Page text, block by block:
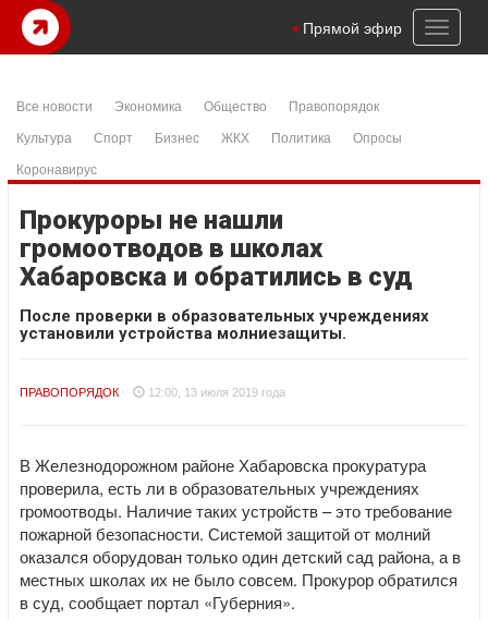
Toggle
Прямой эфир
Все новости Экономика Общество
Правопорядок
Культура
Спорт Бизнес ЖКХ Политика
Опросы
Коронавирус
Прокуроры не нашли
громоотводов в школах
Хабаровска и обратились в суд
После проверки в образовательных учреждениях
установили устройства молниезащиты.
ПРАВОПОРЯДОК 12:00, 13 июля 2019 года
В Железнодорожном районе Хабаровска прокуратура
проверила, есть ли в образовательных учреждениях
громоотводы. Наличие таких устройств – это требование
пожарной безопасности. Системой защитой от молний
оказался оборудован только один детский сад района, а в
местных школах их не было совсем. Прокурор обратился
в суд, сообщает портал «Губерния».